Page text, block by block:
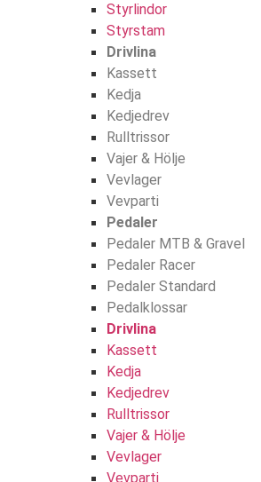
Styrlindor
Styrstam
Drivlina
Kassett
Kedja
Kedjedrev
Rulltrissor
Vajer & Hölje
Vevlager
Vevparti
Pedaler
Pedaler MTB & Gravel
Pedaler Racer
Pedaler Standard
Pedalklossar
Drivlina
Kassett
Kedja
Kedjedrev
Rulltrissor
Vajer & Hölje
Vevlager
Vevparti